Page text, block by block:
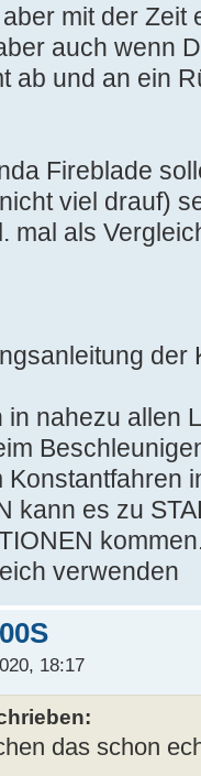
mit der Zeit
auch wenn
ab und an ein
Fireblade
viel drauf)
mal als
der
nahezu allen
kann es zu
verwenden
18:17
das schon